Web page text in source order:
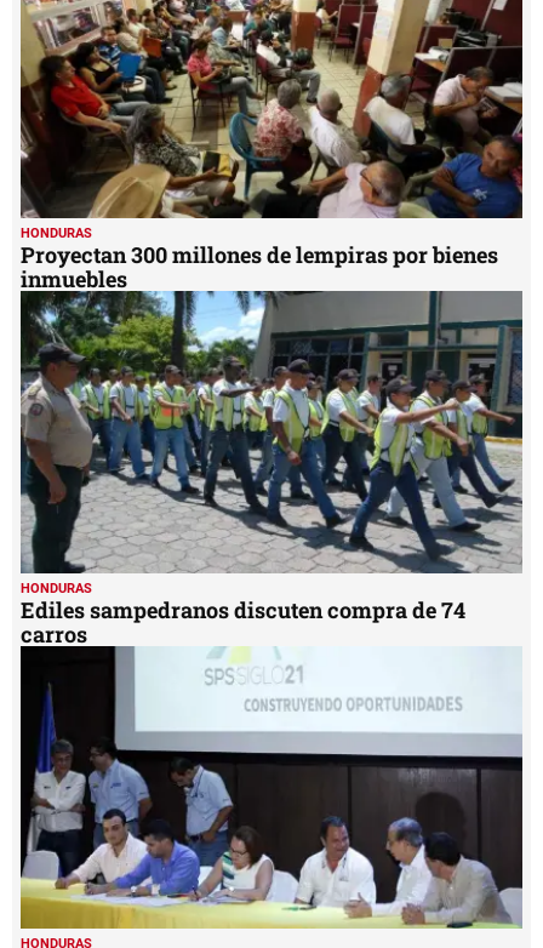
HONDURAS
Proyectan 300 millones de lempiras por bienes
inmuebles
HONDURAS
Ediles sampedranos discuten compra de 74
carros
HONDURAS